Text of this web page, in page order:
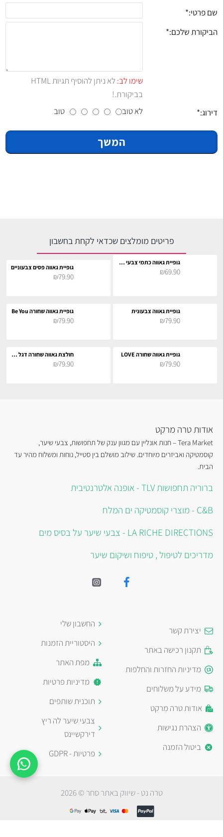
שם פרטי:
הביקורת שלכם:
שימו לב:
לא ניתן להוסיף תגיות HTML
בביקורת.!
דירוג:
לא טוב טוב
המשך
פריטים מומלצים שכדאי לקחת בחשבון
גופיית גאווה כתמי צבעי הגאווה
₪69.90 גופיית גאווה פסים צבעוניים
₪79.90
גופיית גאווה צבעונית
₪79.90
גופיית גאווה שחורה Be You
₪79.90
גופיית גאווה שחורה LOVE
₪79.90
חולצת גאווה שחורה דגל LGBT
₪79.90
אודות טרה מרקט
Tera Market – חנות אונליין עם מגוון ענק של תחפושות, צבעי שיער,
קוסמטיקה ואביזרים מיוחדים. שילוב מושלם בין סטייל, נוחות ומשלוח מהיר עד
הבית.
ברוריה תחפושות TLV - אופנה אלטרנטיבית
C&B - מוצרי קוסמטיקה ים המלח
LA RICHE DIRECTIONS - צבעי שיער על בסיס מים
מדריכים לטיפול , טיפוח ושיקום שיער
יצירת קשר
תקנון רכישה באתר
מדיניות החזרות והחלפות
מידע על משלוחים
אודות טרה מרקט
הצהרת נגישות
ביטול הזמנה
החשבון שלי
היסטוריית הזמנות
מפת האתר
מדיניות פרטיות
תוכנית שותפים
צבעי שיער לה ריץ
דירקשיינס
פרטיות - GDPR
טרה נט - שיווק באתר סחר © 2026